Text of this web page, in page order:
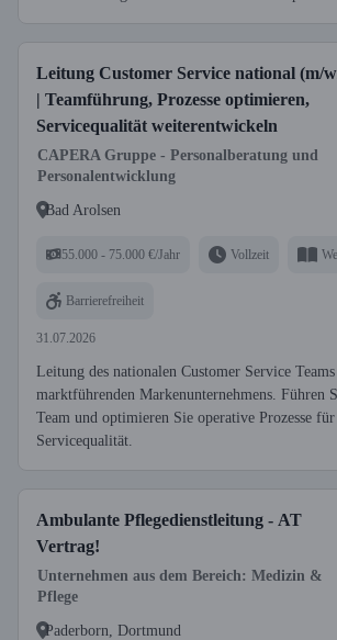
Leitung Customer Service national (m/
| Teamführung, Prozesse optimieren,
Servicequalität weiterentwickeln
CAPERA Gruppe - Personalberatung und
Personalentwicklung
Bad Arolsen
55.000 - 75.000 €/Jahr Vollzeit
Barrierefreiheit
31.07.2026
Leitung des nationalen Customer Service Teams
marktführenden Markenunternehmens. Führen
Team und optimieren Sie operative Prozesse für
Servicequalität.
Ambulante Pflegedienstleitung - AT
Vertrag!
Unternehmen aus dem Bereich: Medizin &
Pflege
Paderborn, Dortmund